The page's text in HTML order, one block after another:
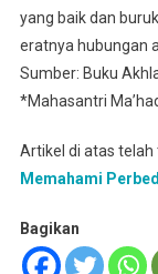
yang baik dan
eratnya hubungan
Sumber: Buku
*Mahasantri
Artikel di atas telah
Memahami
Bagikan